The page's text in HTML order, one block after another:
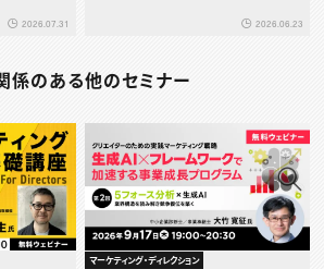
2026.07.31 2026.06.23
係のある他のセミナー
マーケティング・ディレクション